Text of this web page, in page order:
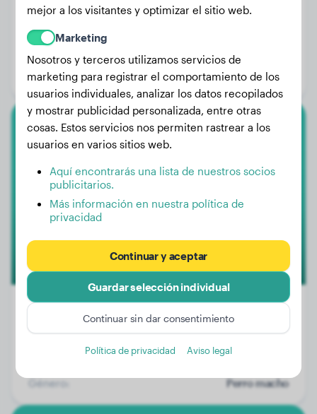
Peso:
Edad:
1 año, 6 meses
Género:
Perra
Wolfhound Irlandés
Matti
Género:
Perro macho
mejor a los visitantes y optimizar el sitio web.
Marketing
Nosotros y terceros utilizamos servicios de
marketing para registrar el comportamiento de los
usuarios individuales, analizar los datos recopilados
y mostrar publicidad personalizada, entre otras
cosas. Estos servicios nos permiten rastrear a los
usuarios en varios sitios web.
Aquí encontrarás una lista de nuestros socios
publicitarios.
Más información en nuestra política de
privacidad
Continuar y aceptar
Guardar selección individual
Continuar sin dar consentimiento
Política de privacidad Aviso legal